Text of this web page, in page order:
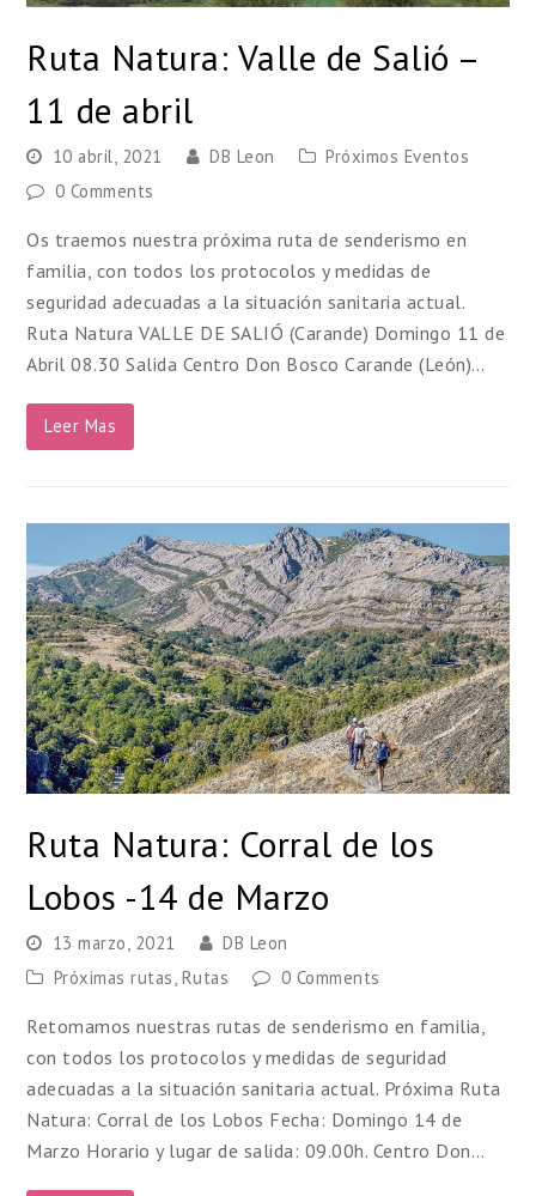
Ruta Natura: Valle de Salió –
11 de abril
10 abril, 2021 DB Leon
Próximos Eventos
0 Comments
Os traemos nuestra próxima ruta de senderismo en
familia, con todos los protocolos y medidas de
seguridad adecuadas a la situación sanitaria actual.
Ruta Natura VALLE DE SALIÓ (Carande) Domingo 11 de
Abril 08.30 Salida Centro Don Bosco Carande (León)…
Leer Mas
Ruta Natura: Corral de los
Lobos -14 de Marzo
13 marzo, 2021
DB Leon
Próximas rutas, Rutas 0 Comments
Retomamos nuestras rutas de senderismo en familia,
con todos los protocolos y medidas de seguridad
adecuadas a la situación sanitaria actual. Próxima Ruta
Natura: Corral de los Lobos Fecha: Domingo 14 de
Marzo Horario y lugar de salida: 09.00h. Centro Don…